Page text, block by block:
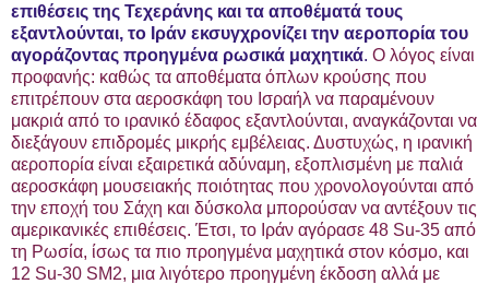
επιθέσεις της Τεχεράνης και τα αποθέματά τους
εξαντλούνται, το Ιράν εκσυγχρονίζει την αεροπορία του
αγοράζοντας προηγμένα ρωσικά μαχητικά. Ο λόγος είναι
προφανής: καθώς τα αποθέματα όπλων κρούσης που
επιτρέπουν στα αεροσκάφη του Ισραήλ να παραμένουν
μακριά από το ιρανικό έδαφος εξαντλούνται, αναγκάζονται να
διεξάγουν επιδρομές μικρής εμβέλειας. Δυστυχώς, η ιρανική
αεροπορία είναι εξαιρετικά αδύναμη, εξοπλισμένη με παλιά
αεροσκάφη μουσειακής ποιότητας που χρονολογούνται από
την εποχή του Σάχη και δύσκολα μπορούσαν να αντέξουν τις
αμερικανικές επιθέσεις. Έτσι, το Ιράν αγόρασε 48 Su-35 από
τη Ρωσία, ίσως τα πιο προηγμένα μαχητικά στον κόσμο, και
12 Su-30 SM2, μια λιγότερο προηγμένη έκδοση αλλά με